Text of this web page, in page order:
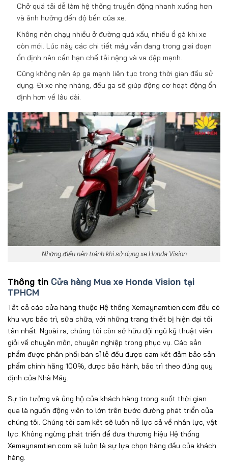
Chở quá tải dễ làm hệ thống truyền động nhanh xuống hơn
và ảnh hưởng đến độ bền của xe.
Không nên chạy nhiều ở đường quá xấu, nhiều ổ gà khi xe
còn mới. Lúc này các chi tiết máy vẫn đang trong giai đoạn
ổn định nên cần hạn chế tải nặng và va đập mạnh.
Cũng không nên ép ga mạnh liên tục trong thời gian đầu sử
dụng. Đi xe nhẹ nhàng, đều ga sẽ giúp động cơ hoạt động ổn
định hơn về lâu dài.
Những điều nên tránh khi sử dụng xe Honda Vision
Thông tin Cửa hàng Mua xe Honda Vision tại
TPHCM
Tất cả các cửa hàng thuộc Hệ thống Xemaynamtien.com đều có
khu vực bảo trì, sữa chữa, với những trang thiết bị hiện đại tối
tân nhất. Ngoài ra, chúng tôi còn sở hữu đội ngũ kỹ thuật viên
giỏi về chuyên môn, chuyên nghiệp trong phục vụ. Các sản
phẩm được phân phối bán sỉ lẻ đều được cam kết đảm bảo sản
phẩm chính hãng 100%, được bảo hành, bảo trì theo đúng quy
định của Nhà Máy.
Sự tin tưởng và ủng hộ của khách hàng trong suốt thời gian
qua là nguồn động viên to lớn trên bước đường phát triển của
chúng tôi. Chúng tôi cam kết sẽ luôn nỗ lực cả về nhân lực, vật
lực. Không ngừng phát triển để đưa thương hiệu Hệ thống
Xemaynamtien.com sẽ luôn là sự lựa chọn hàng đầu của khách
hàng.